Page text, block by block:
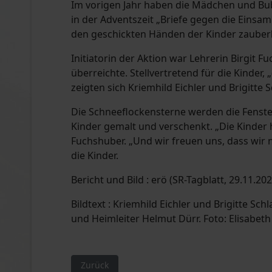
Kommunalwahl 2020
Im vorigen Jahr haben die Mädchen und
in der Adventszeit „Briefe gegen die
den geschickten Händen der Kinder
Initiatorin der Aktion war Lehrerin Birgit
überreichte. Stellvertretend für die Kinder,
zeigten sich Kriemhild Eichler und Brigitte
Die Schneeflockensterne werden die
Kinder gemalt und verschenkt. „Die
Fuchshuber. „Und wir freuen uns, dass
die Kinder.
Bericht und Bild : erö (SR-Tagblatt,
Bildtext : Kriemhild Eichler und Brigitte
und Heimleiter Helmut Dürr. Foto:
Vorheriger Beitrag: Für mehr Teilhabe am Leben
Zurück